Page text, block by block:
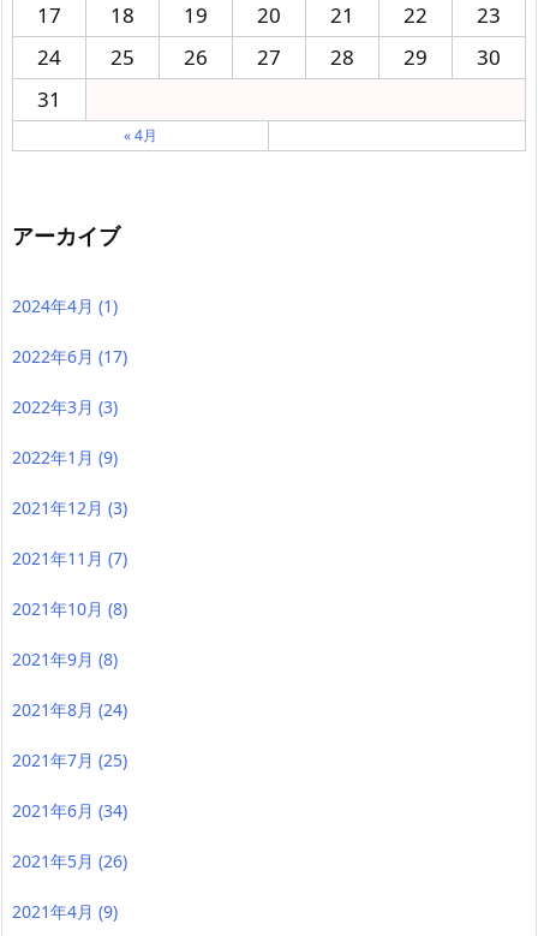
17
18 19 20 21 22
23
24
25 26 27 28 29
30
31
« 4月
アーカイブ
2024年4月 (1)
2022年6月 (17)
2022年3月 (3)
2022年1月 (9)
2021年12月 (3)
2021年11月 (7)
2021年10月 (8)
2021年9月 (8)
2021年8月 (24)
2021年7月 (25)
2021年6月 (34)
2021年5月 (26)
2021年4月 (9)